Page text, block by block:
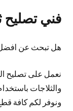
فني تصليح
هل تبحث عن افضل
نعمل على تصليح
والثلاجات
ونوفر لكم كافة